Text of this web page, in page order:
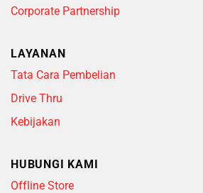
Corporate Partnership
LAYANAN
Tata Cara Pembelian
Drive Thru
Kebijakan
HUBUNGI KAMI
Offline Store